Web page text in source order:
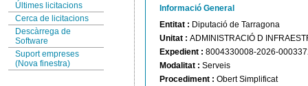
Últimes licitacions
Cerca de licitacions
Descàrrega de
Software
Suport empreses
(Nova finestra)
Informació General
Entitat : Diputació de Tarragona
Unitat :ADMINISTRACIÓ D
Expedient :8004330008-2026-
Modalitat :Serveis
Procediment :Obert Simplificat